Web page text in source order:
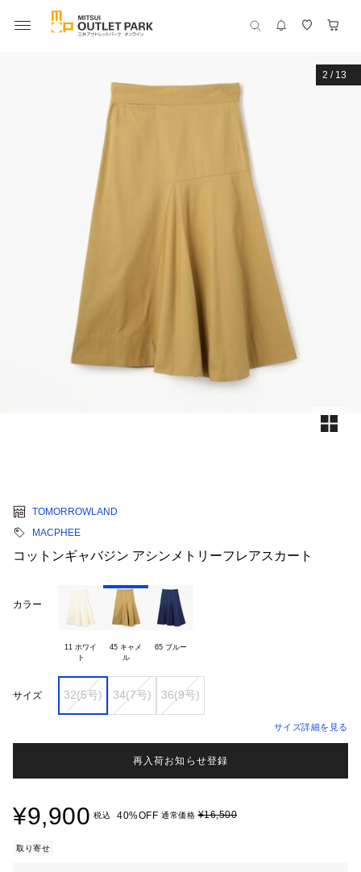
2 / 13
TOMORROWLAND
MACPHEE
コットンギャバジン アシンメトリーフレアスカート
カラー
11 ホワイ
45 キャメ
ル
65 ブルー
サイズ 32(5号) 34(7号) 36(9号)
サイズ詳細を見る
再入荷お知らせ登録
¥9,900 税込 40%OFF 通常価格¥16,500
取り寄せ